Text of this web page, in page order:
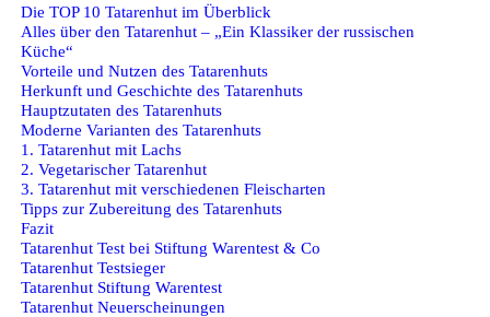
Die TOP 10 Tatarenhut im Überblick
Alles über den Tatarenhut – „Ein Klassiker der russischen
Küche“
Vorteile und Nutzen des Tatarenhuts
Herkunft und Geschichte des Tatarenhuts
Hauptzutaten des Tatarenhuts
Moderne Varianten des Tatarenhuts
1. Tatarenhut mit Lachs
2. Vegetarischer Tatarenhut
3. Tatarenhut mit verschiedenen Fleischarten
Tipps zur Zubereitung des Tatarenhuts
Fazit
Tatarenhut Test bei Stiftung Warentest & Co
Tatarenhut Testsieger
Tatarenhut Stiftung Warentest
Tatarenhut Neuerscheinungen